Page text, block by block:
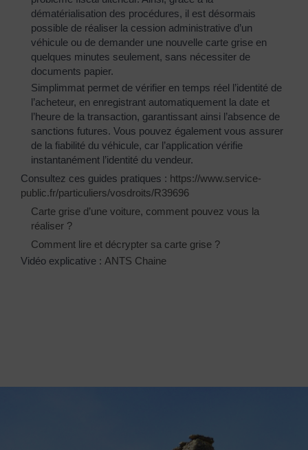
dématérialisation des procédures, il est désormais
possible de réaliser la cession administrative d’un
véhicule ou de demander une nouvelle carte grise en
quelques minutes seulement, sans nécessiter de
documents papier.
Simplimmat permet de vérifier en temps réel l’identité de
l’acheteur, en enregistrant automatiquement la date et
l’heure de la transaction, garantissant ainsi l’absence de
sanctions futures. Vous pouvez également vous assurer
de la fiabilité du véhicule, car l’application vérifie
instantanément l’identité du vendeur.
Consultez ces guides pratiques : https://www.service-
public.fr/particuliers/vosdroits/R39696
Carte grise d’une voiture, comment pouvez vous la
réaliser ?
Comment lire et décrypter sa carte grise ?
Vidéo explicative : ANTS Chaine